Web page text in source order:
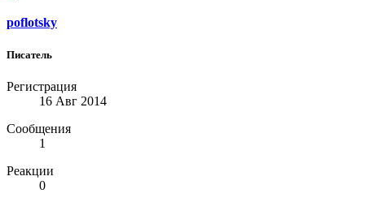
poflotsky
Писатель
Регистрация
16 Авг 2014
Сообщения
1
Реакции
0